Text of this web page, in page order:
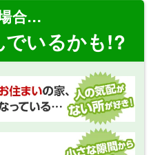
場にし、ダニや病原
ードをかじられるこ
あるため、放置は極
い汚れ（ラットサイ
や木酢液などの忌避剤
二度と入れないよう
物理的に完全に塞ぎ
渡りのように伝って
ます。甘い果物を好
徴は、同じ場所にフ
いう習性です。これ
、最悪の場合は天井
な家屋被害をもたら
合…
でいるかも!?